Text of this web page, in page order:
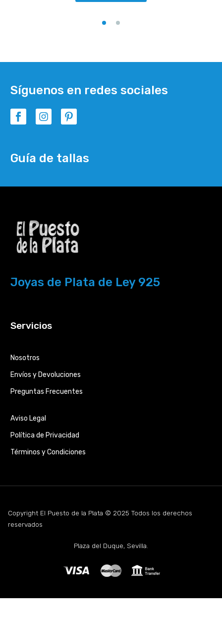
Síguenos en redes sociales
Guía de tallas
Joyas de Plata de Ley 925
Servicios
Nosotros
Envíos y Devoluciones
Preguntas Frecuentes
Aviso Legal
Política de Privacidad
Términos y Condiciones
Copyright El Puesto de la Plata © 2025 Todos los derechos
reservados
Plaza del Duque, Sevilla.